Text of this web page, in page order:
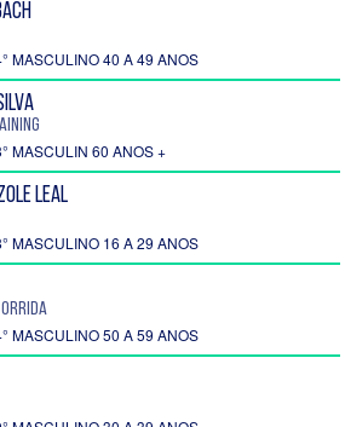
MASCULINO 40 A 49 ANOS
MASCULIN 60 ANOS +
LEAL
MASCULINO 16 A 29 ANOS
MASCULINO 50 A 59 ANOS